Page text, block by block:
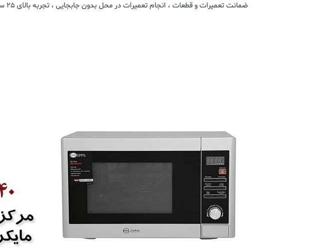
ضمانت تعمیرات و قطعات ، انجام تعمیرات در محل بدون جابجایی ، تجربه بالای 25 سال و سرعت در خدمات اشاره نمود.